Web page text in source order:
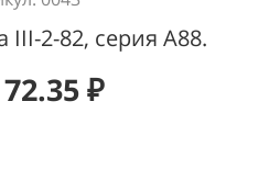
III-2-82, серия А88.
72.35 ₽